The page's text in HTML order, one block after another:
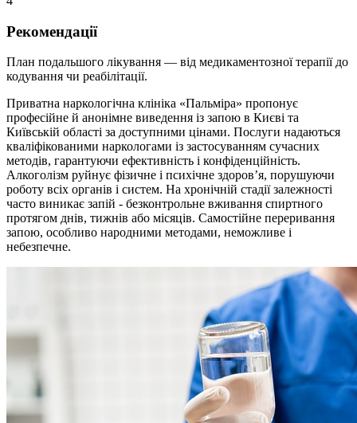
Рекомендації
План подальшого лікування — від медикаментозної терапії до
кодування чи реабілітації.
Приватна наркологічна клініка «Пальміра» пропонує
професійне й анонімне виведення із запою в Києві та
Київській області за доступними цінами. Послуги надаються
кваліфікованими наркологами із застосуванням сучасних
методів, гарантуючи ефективність і конфіденційність.
Алкоголізм руйнує фізичне і психічне здоров’я, порушуючи
роботу всіх органів і систем. На хронічній стадії залежності
часто виникає запій - безконтрольне вживання спиртного
протягом днів, тижнів або місяців. Самостійне переривання
запою, особливо народними методами, неможливе і
небезпечне.